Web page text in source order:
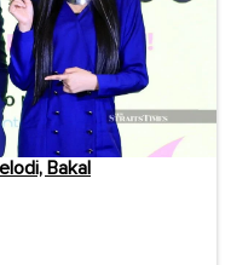
Bakal